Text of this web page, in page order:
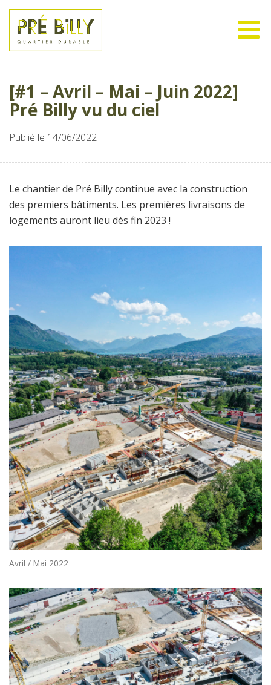
[#1 – Avril – Mai – Juin 2022]
Pré Billy vu du ciel
Publié le 14/06/2022
Le chantier de Pré Billy continue avec la construction
des premiers bâtiments. Les premières livraisons de
logements auront lieu dès fin 2023 !
Avril / Mai 2022